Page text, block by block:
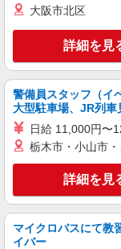
大阪市北区
詳細を見
警備員スタッフ（イ
大型駐車場、JR列車
日給 11,000円〜
栃木市・小山市
詳細を見
マイクロバスにて教
イバー